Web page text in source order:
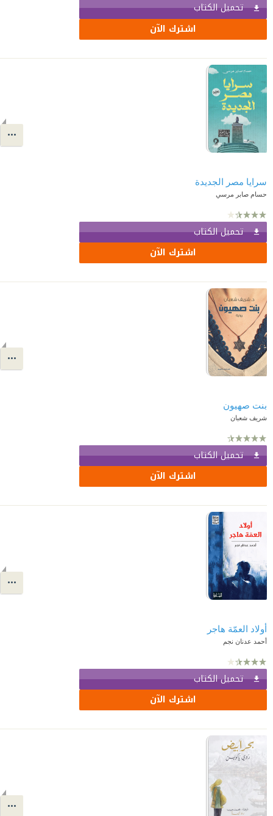
تحميل الكتاب
اشترك الآن
سرايا مصر الجديدة
حسام صابر مرسي
تحميل الكتاب
اشترك الآن
بنت صهيون
شريف شعبان
تحميل الكتاب
اشترك الآن
أولاد العمّة هاجر
أحمد عدنان نجم
تحميل الكتاب
اشترك الآن